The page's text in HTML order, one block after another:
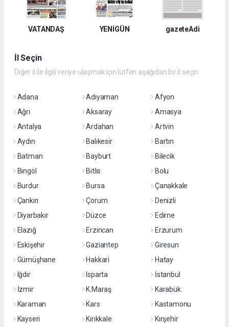
VATANDAŞ YENİGÜN gazeteAdi
İl Seçin
Diğer il ile ilgili veriye ulaşmak için lütfen aşağıdan bir il seçin
Adana Adıyaman
Afyon
Ağrı
Aksaray
Amasya
Antalya
Ardahan
Artvin
Aydın
Balıkesir
Bartın
Batman
Bayburt
Bilecik
Bingöl
Bitlis
Bolu
Burdur
Bursa
Çanakkale
Çankırı
Çorum
Denizli
Diyarbakır
Düzce
Edirne
Elazığ
Erzincan
Erzurum
Eskişehir
Gaziantep
Giresun
Gümüşhane
Hakkari
Hatay
Iğdır
Isparta
İstanbul
İzmir
K.Maraş
Karabük
Karaman
Kars
Kastamonu
Kayseri
Kırıkkale
Kırşehir